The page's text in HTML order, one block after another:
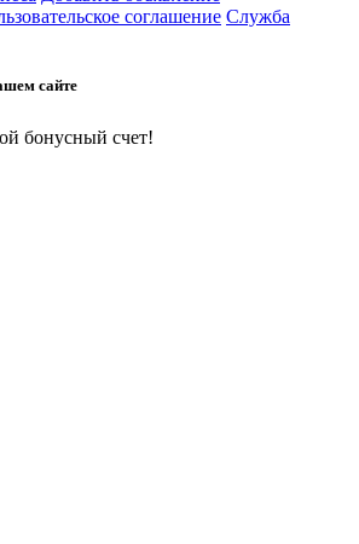
соглашение Служба
сайте
бонусный счет!